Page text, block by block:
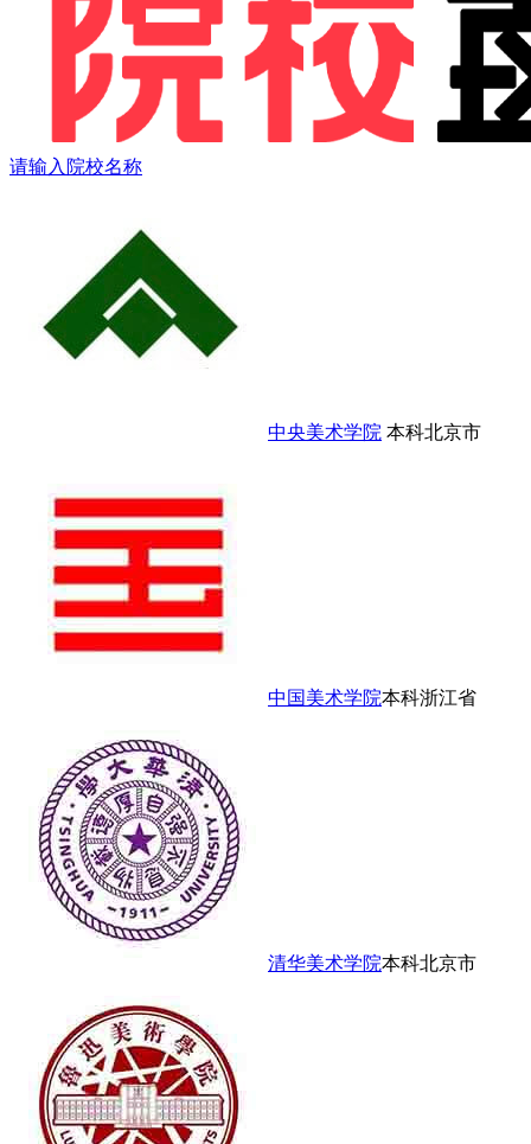
请输入院校名称
中央美术学院 本科北京市
中国美术学院本科浙江省
清华美术学院本科北京市